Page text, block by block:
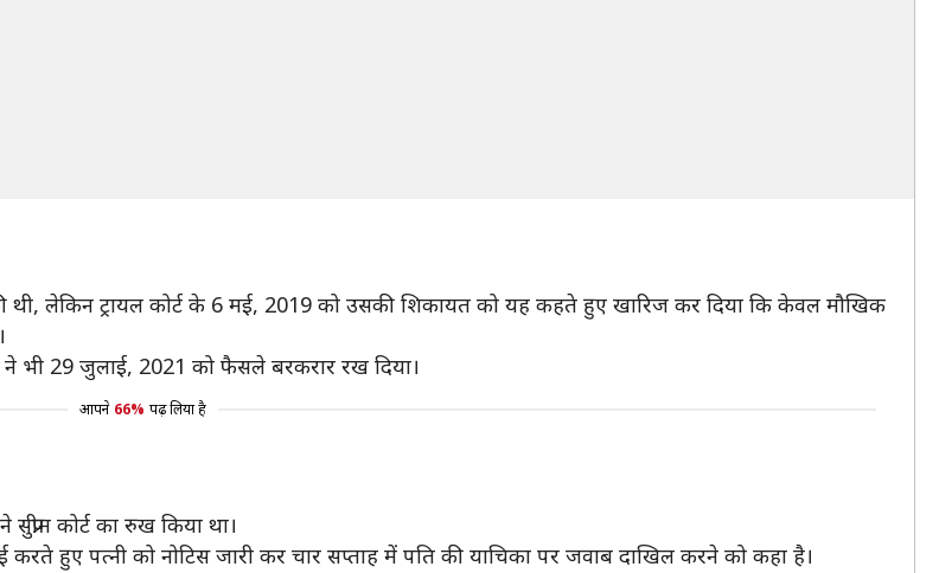
लेकिन ट्रायल कोर्ट के 6 मई, 2019 को उसकी शिकायत को यह कहते हुए खारिज कर दिया कि केवल मौखिक
ने भी 29 जुलाई, 2021 को फैसले बरकरार रख दिया।
आपने 66% पढ़ लिया है
कोर्ट का रुख किया था।
हुए पत्नी को नोटिस जारी कर चार सप्ताह में पति की याचिका पर जवाब दाखिल करने को कहा है।